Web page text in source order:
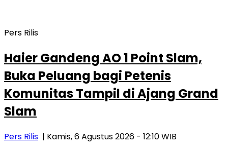
Pers Rilis
Haier Gandeng AO 1 Point Slam,
Buka Peluang bagi Petenis
Komunitas Tampil di Ajang Grand
Slam
Pers Rilis | Kamis, 6 Agustus 2026 - 12:10 WIB